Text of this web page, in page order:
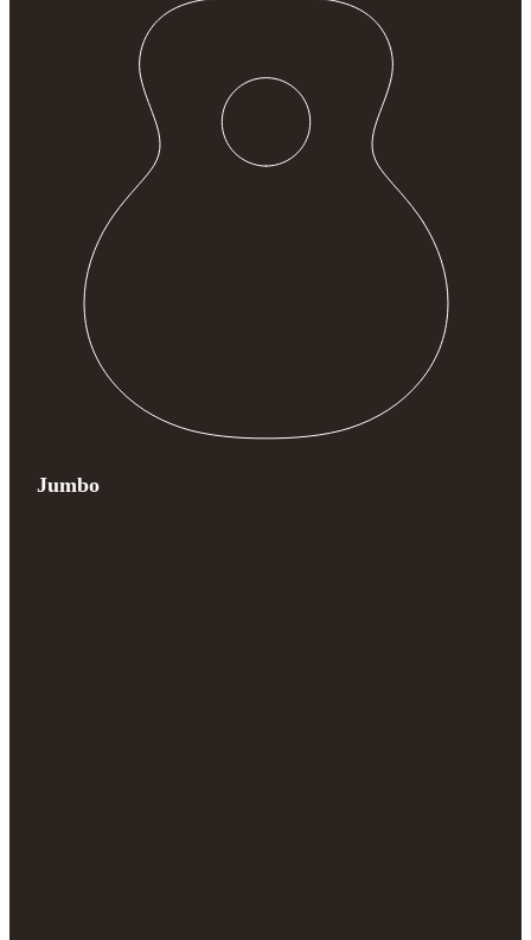
Jumbo